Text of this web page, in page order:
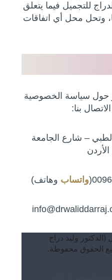
للتجميل فيما يتعلق
وتحل محل أي اتفاقات
حول سياسة الخصوصية
بنا:
– شارع الجامعة
الأردن
واتساب وهاتف)
(الدكتور وليد دراج
الحقوق محفوظة.